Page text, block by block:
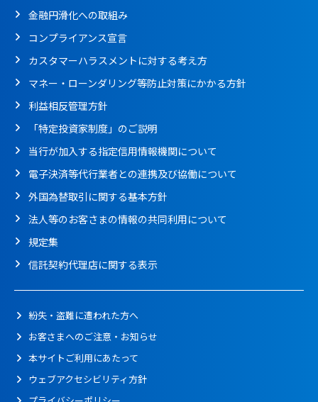
金融円滑化への取組み
コンプライアンス宣言
カスタマーハラスメントに対する考え方
マネー・ローンダリング等防止対策にかかる方針
利益相反管理方針
「特定投資家制度」のご説明
当行が加入する指定信用情報機関について
電子決済等代行業者との連携及び協働について
外国為替取引に関する基本方針
法人等のお客さまの情報の共同利用について
規定集
信託契約代理店に関する表示
紛失・盗難に遭われた方へ
お客さまへのご注意・お知らせ
本サイトご利用にあたって
ウェブアクセシビリティ方針